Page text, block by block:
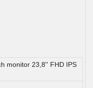
monitor 23,8'' FHD IPS